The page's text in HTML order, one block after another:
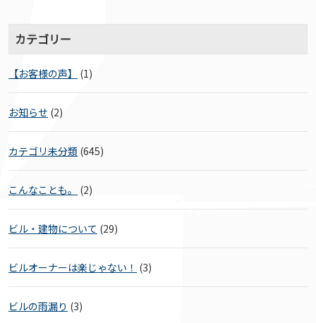
カテゴリー
【お客様の声】 (1)
お知らせ (2)
カテゴリ未分類 (645)
こんなことも。 (2)
ビル・建物について (29)
ビルオーナーは楽じゃない！ (3)
ビルの雨漏り (3)